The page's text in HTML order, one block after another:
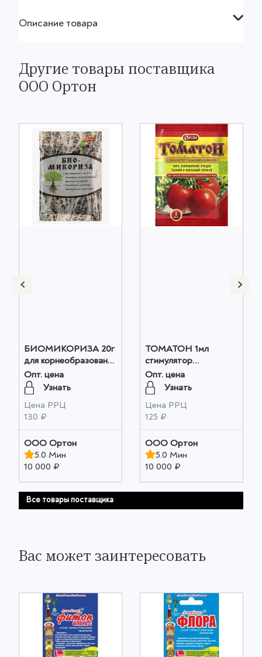
Описание товара
Другие товары поставщика
ООО Ортон
БИОМИКОРИЗА 20г
для корнеобразования
оптом
Опт. цена
Узнать
Цена РРЦ
130 ₽
ООО Ортон
5.0 Мин
10 000 ₽
ТОМАТОН 1мл
стимулятор
плодообразования
оптом
Опт. цена
Узнать
Цена РРЦ
125 ₽
ООО Ортон
5.0 Мин
10 000 ₽
Все товары поставщика
Вас может заинтересовать